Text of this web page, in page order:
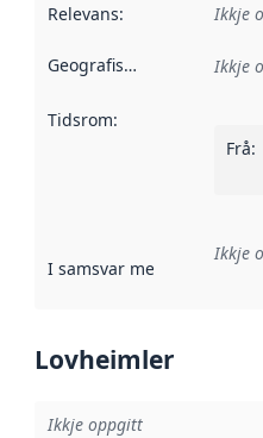
Relevans: Ikkje
Geografisk område Ikkje
Tidsrom:
Frå:
I samsvar med
Ikkje
Lovheimler
Ikkje oppgitt